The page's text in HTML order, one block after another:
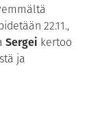
22.11.,
Sergei kertoo
ja